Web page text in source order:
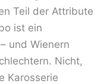
Teil der Attribute
ist ein
und Wienern
Nicht,
Karosserie